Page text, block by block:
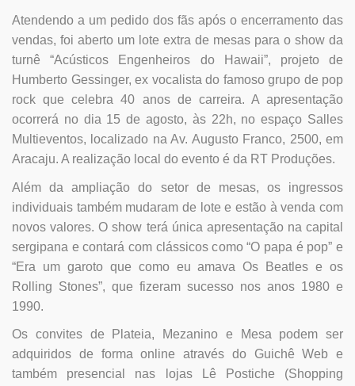
Atendendo a um pedido dos fãs após o encerramento das
vendas, foi aberto um lote extra de mesas para o show da
turnê “Acústicos Engenheiros do Hawaii”, projeto de
Humberto Gessinger, ex vocalista do famoso grupo de pop
rock que celebra 40 anos de carreira. A apresentação
ocorrerá no dia 15 de agosto, às 22h, no espaço Salles
Multieventos, localizado na Av. Augusto Franco, 2500, em
Aracaju. A realização local do evento é da RT Produções.
Além da ampliação do setor de mesas, os ingressos
individuais também mudaram de lote e estão à venda com
novos valores. O show terá única apresentação na capital
sergipana e contará com clássicos como “O papa é pop” e
“Era um garoto que como eu amava Os Beatles e os
Rolling Stones”, que fizeram sucesso nos anos 1980 e
1990.
Os convites de Plateia, Mezanino e Mesa podem ser
adquiridos de forma online através do Guichê Web e
também presencial nas lojas Lê Postiche (Shopping